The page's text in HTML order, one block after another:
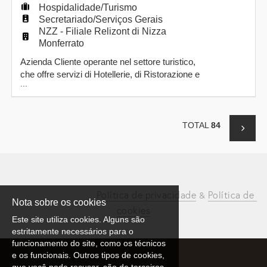
Hospidalidade/Turismo
Secretariado/Serviços Gerais
NZZ - Filiale Relizont di Nizza
Monferrato
Azienda Cliente operante nel settore turistico,
che offre servizi di Hotellerie, di Ristorazione e
di Spa per clientela internazionale, ci ha
affidato l'incarico di individuare una Persona
di RECEPTIONIST STAGIONALE da assumere
TOTAL 84
Política de privacidade & Política de
Nota sobre os cookies
Este site utiliza cookies. Alguns são
estritamente necessários para o
funcionamento do site, como os técnicos
e os funcionais. Outros tipos de cookies,